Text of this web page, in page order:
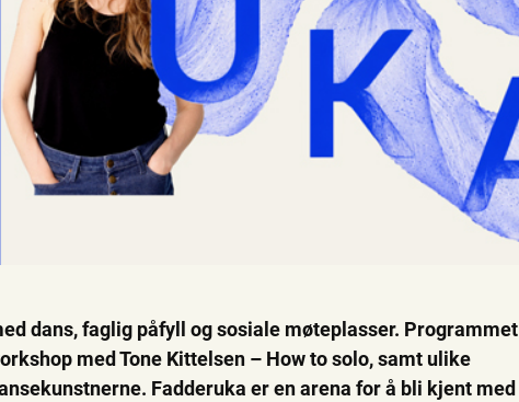
dans, faglig påfyll og sosiale møteplasser. Programmet
med Tone Kittelsen – How to solo, samt ulike
Fadderuka er en arena for å bli kjent med